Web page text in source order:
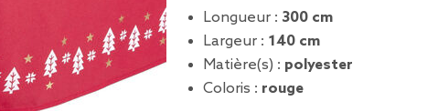
Longueur : 300 cm
Largeur : 140 cm
Matière(s) : polyester
Coloris : rouge